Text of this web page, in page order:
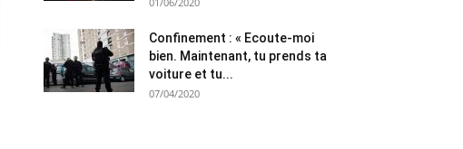
Confinement : « Ecoute-moi
bien. Maintenant, tu prends ta
voiture et tu...
07/04/2020